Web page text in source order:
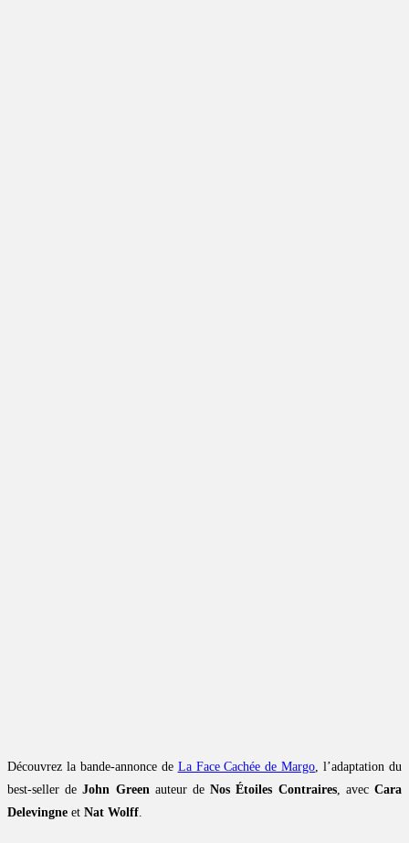
Découvrez la bande-annonce de La Face Cachée de Margo, l’adaptation du
best-seller deJohn Greenauteur deNos Étoiles Contraires, avecCara
Delevingne et Nat Wolff.